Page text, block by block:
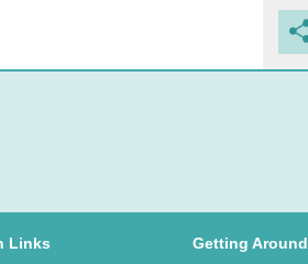
Links
Getting Around